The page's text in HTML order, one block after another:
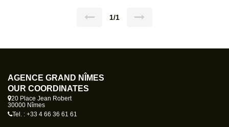
1/1
AGENCE GRAND NÎMES
OUR COORDINATES
20 Place Jean Robert
30000 Nîmes
Tel. : +33 4 66 36 61 61